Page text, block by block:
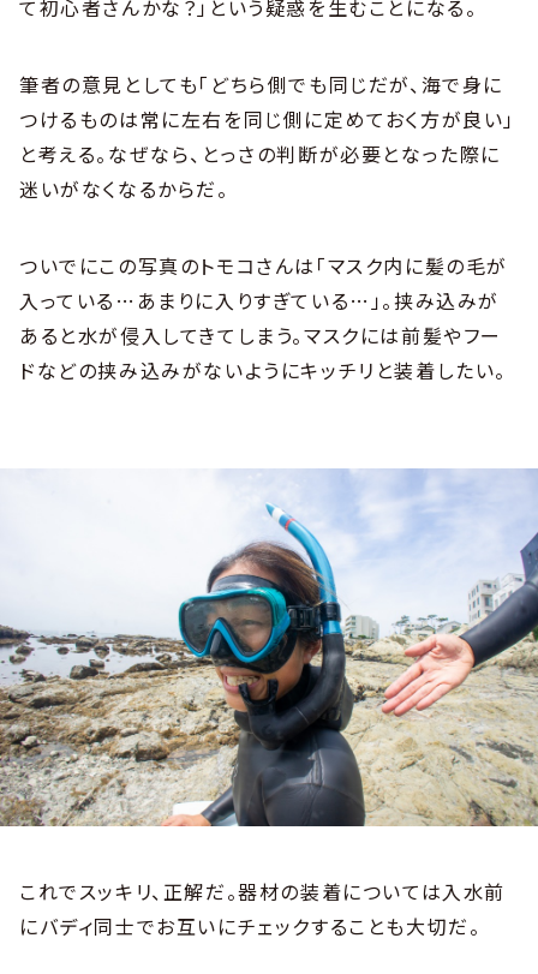
て初心者さんかな？」という疑惑を生むことになる。
筆者の意見としても「どちら側でも同じだが、海で身に
つけるものは常に左右を同じ側に定めておく方が良い」
と考える。なぜなら、とっさの判断が必要となった際に
迷いがなくなるからだ。
ついでにこの写真のトモコさんは「マスク内に髪の毛が
入っている…あまりに入りすぎている…」。挟み込みが
あると水が侵入してきてしまう。マスクには前髪やフー
ドなどの挟み込みがないようにキッチリと装着したい。
これでスッキリ、正解だ。器材の装着については入水前
にバディ同士でお互いにチェックすることも大切だ。